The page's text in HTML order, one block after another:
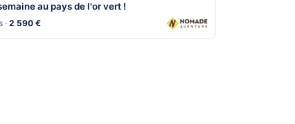
au pays de l'or vert !
·2 590 €